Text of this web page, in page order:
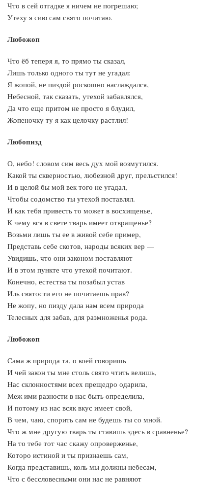
Что в сей отгадке я ничем не погрешаю;
Утеху я сию сам свято почитаю.
Любожоп
Что ёб теперя я, то прямо ты сказал,
Лишь только одного ты тут не угадал:
Я жопой, не пиздой роскошно наслаждался,
Небесной, так сказать, утехой забавлялся,
Да что еще притом не просто я блудил,
Жопеночку ту я как целочку растлил!
Любопизд
О, небо! словом сим весь дух мой возмутился.
Какой ты скверностью, любезной друг, прельстился!
И в целой бы мой век того не угадал,
Чтобы содомство ты утехой поставлял.
И как тебя привесть то может в восхищенье,
К чему вся в свете тварь имеет отвращенье?
Возьми лишь ты ее в живой себе пример,
Представь себе скотов, народы всяких вер —
Увидишь, что они законом поставляют
И в этом пункте что утехой почитают.
Конечно, естества ты позабыл устав
Иль святости его не почитаешь прав?
Не жопу, но пизду дала нам всем природа
Телесных для забав, для размноженья рода.
Любожоп
Сама ж природа та, о коей говоришь
И чей закон ты мне столь свято чтить велишь,
Нас склонностями всех прещедро одарила,
Меж ими разности в нас быть определила,
И потому из нас всяк вкус имеет свой,
В чем, чаю, спорить сам не будешь ты со мной.
Что ж мне другую тварь ты ставишь здесь в сравненье?
На то тебе тот час скажу опроверженье,
Которо истиной и ты признаешь сам,
Когда представишь, коль мы должны небесам,
Что с бессловесными они нас не равняют